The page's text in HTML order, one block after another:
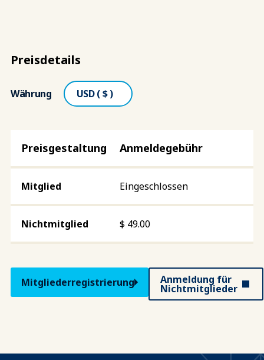
Preisdetails
Währung
Anmeldegebühr
Eingeschlossen
$ 49.00
Mitgliederregistrierung Anmeldung für
Nichtmitglieder